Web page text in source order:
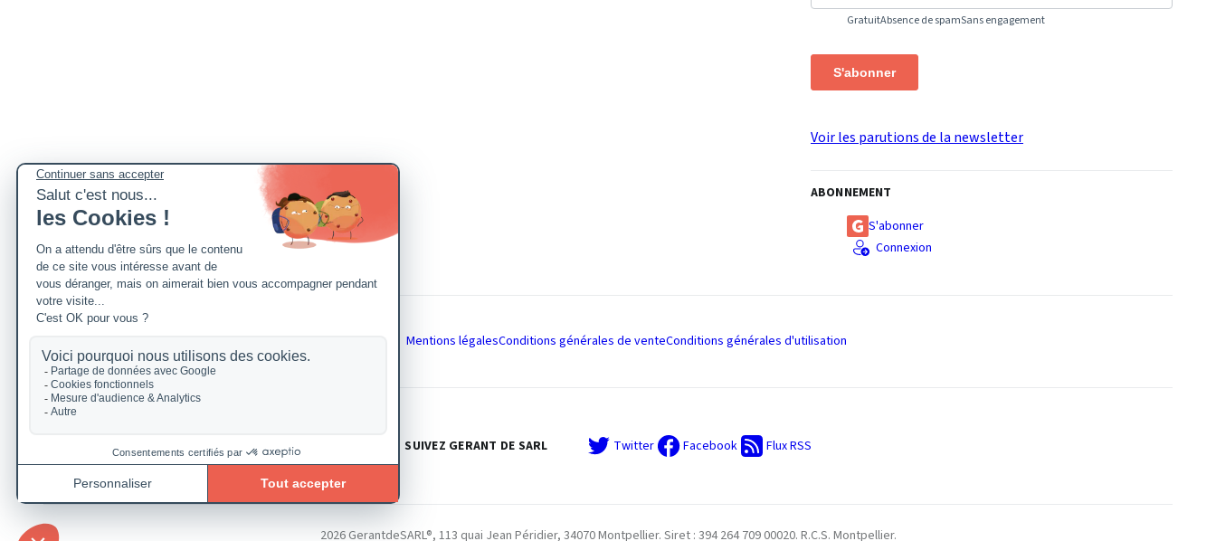
GratuitAbsence de spamSans engagement
S'abonner
Voir les parutions de la newsletter
ABONNEMENT
S'abonner
Connexion
Mentions légalesConditions générales de venteConditions générales d'utilisation
SUIVEZ GERANT DE SARL Twitter Facebook Flux RSS
2026 GerantdeSARL®, 113 quai Jean Péridier, 34070 Montpellier. Siret : 394 264 709 00020. R.C.S. Montpellier.